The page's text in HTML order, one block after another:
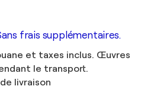
frais supplémentaires.
et taxes inclus. Œuvres
le transport.
livraison